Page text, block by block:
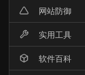
网站防御
实用工具
软件百科